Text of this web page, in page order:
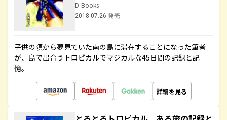
D-Books
2018.07.26 発売
子供の頃から夢見ていた南の島に滞在することになった筆者
が、島で出合うトロピカルでマジカルな45日間の記録と記
憶。
詳細を見る